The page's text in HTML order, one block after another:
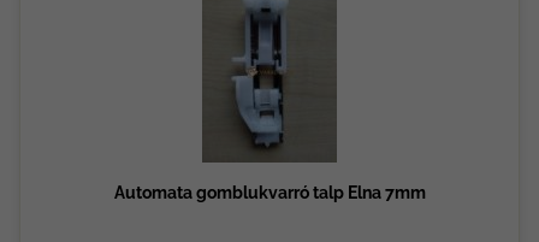
Automata gomblukvarró talp Elna 7mm